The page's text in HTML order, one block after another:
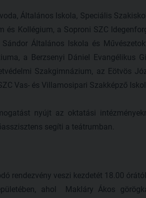
Általános Iskola, Speciális
Kollégium, a Soproni SZC
Általános Iskola és
a Berzsenyi Dániel Evangélikus
Szakgimnázium, az Eötvös
Vas- és Villamosipari Szakképző
nyújt az oktatási
segíti a teátrumban.
rendezvény veszi kezdetét 18.00
ahol Makláry Ákos